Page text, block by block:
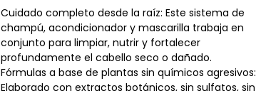
Cuidado completo desde la raíz: Este sistema de
champú, acondicionador y mascarilla trabaja en
conjunto para limpiar, nutrir y fortalecer
profundamente el cabello seco o dañado.
Fórmulas a base de plantas sin químicos agresivos:
Elaborado con extractos botánicos, sin sulfatos, sin